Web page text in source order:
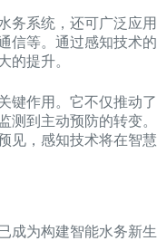
务系统，还可广泛应用
信等。通过感知技术的
的提升。
键作用。它不仅推动了
测到主动预防的转变。
见，感知技术将在智慧
成为构建智能水务新生